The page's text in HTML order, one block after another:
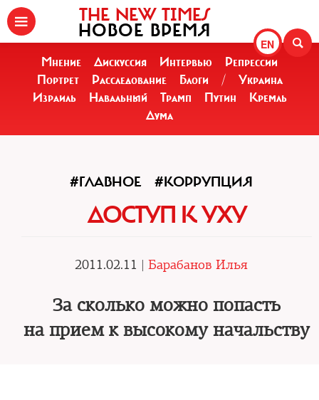
EN
THE NEW TIMES
НОВОЕ ВРЕМЯ
Мнение Дискуссия Интервью
Репрессии
Портрет
Расследование Блоги /
Украина
Израиль
Навальный Трамп Путин
Кремль
Дума
#ГЛАВНОЕ #КОРРУПЦИЯ
ДОСТУП К УХУ
2011.02.11 | Барабанов Илья
За сколько можно попасть
на прием к высокому начальству